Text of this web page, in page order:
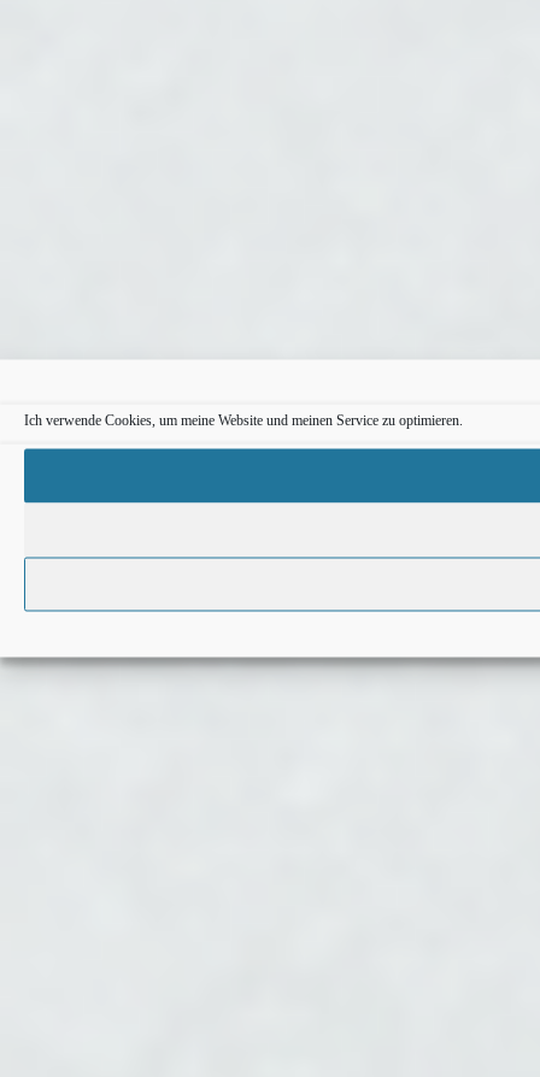
Ich verwende Cookies, um meine Website und meinen Service zu optimieren.